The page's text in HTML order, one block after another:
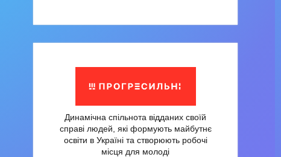
Динамічна спільнота відданих своїй
справі людей, які формують майбутнє
освіти в Україні та створюють робочі
місця для молоді